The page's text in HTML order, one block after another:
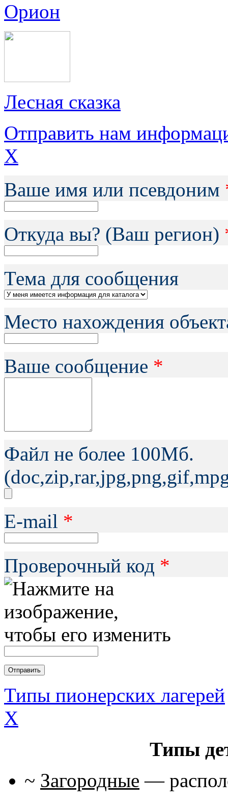
Орион
Лесная сказка
Отправить нам
X
Ваше имя или псевдоним
Откуда вы? (Ваш регион)
Тема для сообщения
Место нахождения
Ваше сообщение *
Файл не более 100Мб.
Е-mail *
Проверочный код *
Типы пионерских лагерей
X
Типы
~ Загородные —